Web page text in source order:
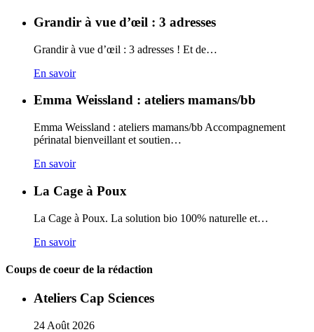
Grandir à vue d’œil : 3 adresses
Grandir à vue d’œil : 3 adresses ! Et de…
En savoir
Emma Weissland : ateliers mamans/bb
Emma Weissland : ateliers mamans/bb Accompagnement
périnatal bienveillant et soutien…
En savoir
La Cage à Poux
La Cage à Poux. La solution bio 100% naturelle et…
En savoir
Coups de coeur de la rédaction
Ateliers Cap Sciences
24 Août 2026